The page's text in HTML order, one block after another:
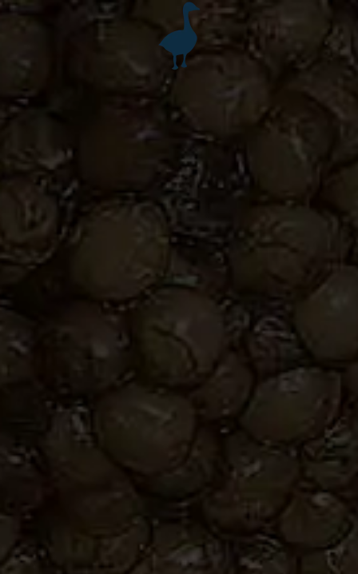
Accéder au contenu principal